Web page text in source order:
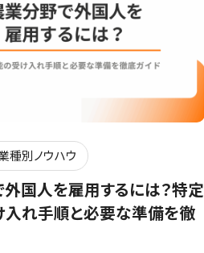
種別ノウハウ
国人を雇用するには？特定
れ手順と必要な準備を徹